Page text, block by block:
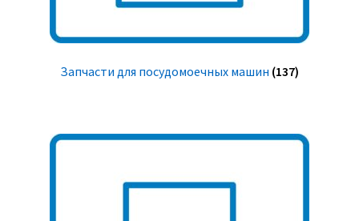
Запчасти для посудомоечных машин (137)